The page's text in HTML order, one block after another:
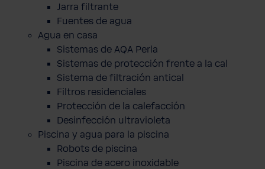
Jarra filtrante
Fuentes de agua
Agua en casa
Sistemas de AQA Perla
Sistemas de protección frente a la cal
Sistema de filtración antical
Filtros residenciales
Protección de la calefacción
Desinfección ultravioleta
Piscina y agua para la piscina
Robots de piscina
Piscina de acero inoxidable